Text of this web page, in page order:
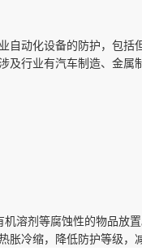
自动化设备的防护，包括
及行业有汽车制造、金属
溶剂等腐蚀性的物品放
胀冷缩，降低防护等级，